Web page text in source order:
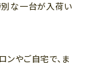
別な一台が入荷い
ンやご自宅で、ま